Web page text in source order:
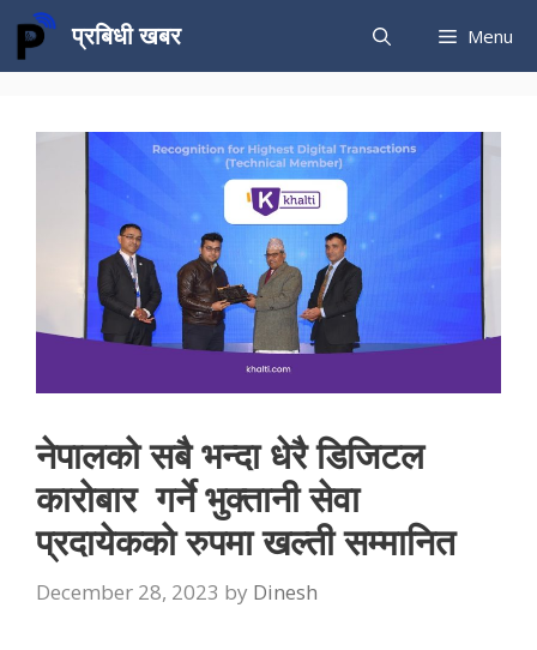
Skip
content
प्रबिधी खबर Menu
नेपालको सबै भन्दा धेरै डिजिटल
कारोबार गर्ने भुक्तानी सेवा
प्रदायेकको रुपमा खल्ती सम्मानित
December 28, 2023 by Dinesh